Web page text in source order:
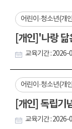
어린이·청소년(개
[개인]'나랑
교육기간 : 2026-
어린이·청소년(개
[개인] 독립기
교육기간 :